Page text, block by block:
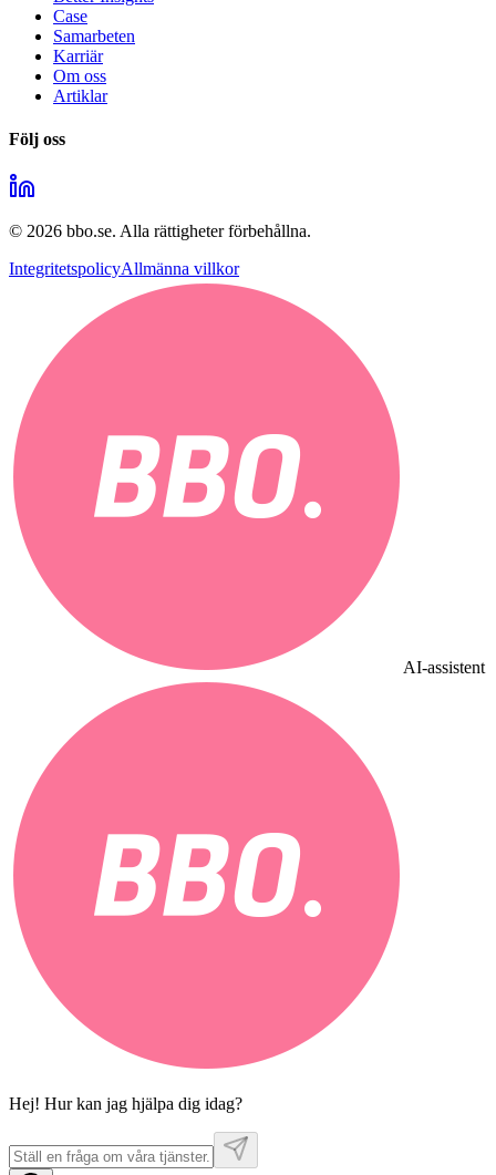
Case
Samarbeten
Karriär
Om oss
Artiklar
Följ oss
© 2026 bbo.se. Alla rättigheter förbehållna.
IntegritetspolicyAllmänna villkor
AI-assistent
Hej! Hur kan jag hjälpa dig idag?